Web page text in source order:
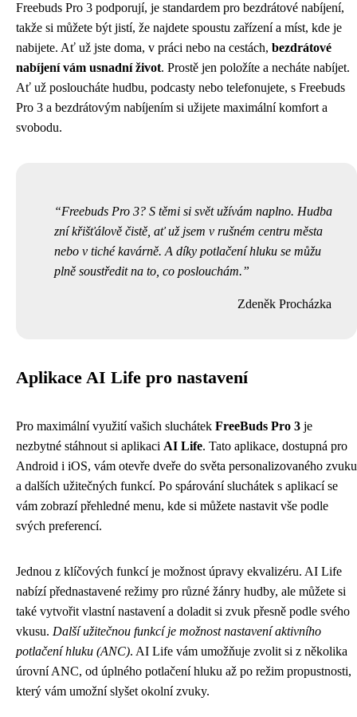
Freebuds Pro 3 podporují, je standardem pro bezdrátové nabíjení,
takže si můžete být jistí, že najdete spoustu zařízení a míst, kde je
nabijete. Ať už jste doma, v práci nebo na cestách, bezdrátové
nabíjení vám usnadní život. Prostě jen položíte a necháte nabíjet.
Ať už posloucháte hudbu, podcasty nebo telefonujete, s Freebuds
Pro 3 a bezdrátovým nabíjením si užijete maximální komfort a
svobodu.
Freebuds Pro 3? S těmi si svět užívám naplno. Hudba
zní křišťálově čistě, ať už jsem v rušném centru města
nebo v tiché kavárně. A díky potlačení hluku se můžu
plně soustředit na to, co poslouchám.
Zdeněk Procházka
Aplikace AI Life pro nastavení
Pro maximální využití vašich sluchátek FreeBuds Pro 3 je
nezbytné stáhnout si aplikaci AI Life. Tato aplikace, dostupná pro
Android i iOS, vám otevře dveře do světa personalizovaného zvuku
a dalších užitečných funkcí. Po spárování sluchátek s aplikací se
vám zobrazí přehledné menu, kde si můžete nastavit vše podle
svých preferencí.
Jednou z klíčových funkcí je možnost úpravy ekvalizéru. AI Life
nabízí přednastavené režimy pro různé žánry hudby, ale můžete si
také vytvořit vlastní nastavení a doladit si zvuk přesně podle svého
vkusu. Další užitečnou funkcí je možnost nastavení aktivního
potlačení hluku (ANC). AI Life vám umožňuje zvolit si z několika
úrovní ANC, od úplného potlačení hluku až po režim propustnosti,
který vám umožní slyšet okolní zvuky.